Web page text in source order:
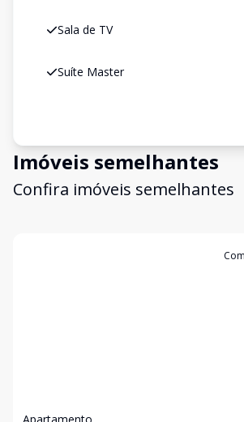
Sala de TV
Suíte Master
Imóveis semelhantes
Confira imóveis semelhantes